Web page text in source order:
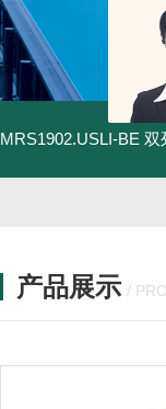
MRS1902.USLI-BE
产品展示 /